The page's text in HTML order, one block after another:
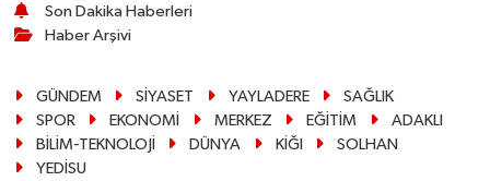
Son Dakika Haberleri
Haber Arşivi
GÜNDEM SİYASET YAYLADERE
SAĞLIK
SPOR
EKONOMİ MERKEZ EĞİTİM
ADAKLI
BİLİM-TEKNOLOJİ
DÜNYA KİĞI
SOLHAN
YEDİSU